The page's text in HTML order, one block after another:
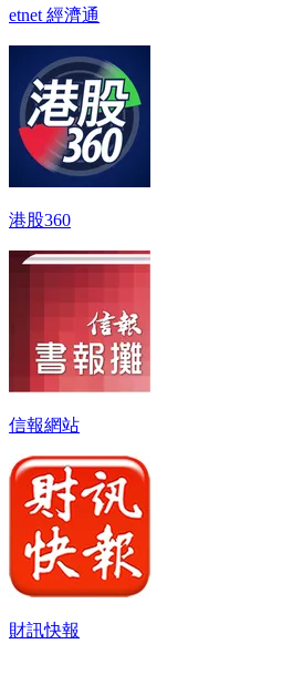
etnet 經濟通
港股360
信報網站
財訊快報